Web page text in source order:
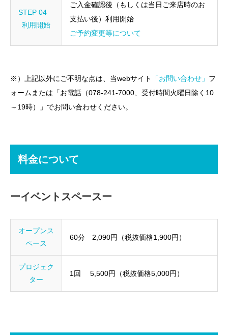
STEP 04
利用開始
ご入金確認後（もしくは当日ご来店時のお
支払い後）利用開始
ご予約変更等について
※）上記以外にご不明な点は、当webサイト 「お問い合わせ」 フ
ォームまたは「お電話（078-241-7000、受付時間火曜日除く10
～19時）」でお問い合わせください。
料金について
ーイベントスペースー
オープンス
ペース
60分 2,090円（税抜価格1,900円）
プロジェク
ター
1回 5,500円（税抜価格5,000円）